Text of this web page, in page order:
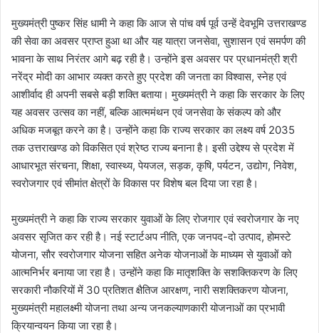
मुख्यमंत्री पुष्कर सिंह धामी ने कहा कि आज से पांच वर्ष पूर्व उन्हें देवभूमि उत्तराखण्ड
की सेवा का अवसर प्राप्त हुआ था और यह यात्रा जनसेवा, सुशासन एवं समर्पण की
भावना के साथ निरंतर आगे बढ़ रही है। उन्होंने इस अवसर पर प्रधानमंत्री श्री
नरेंद्र मोदी का आभार व्यक्त करते हुए प्रदेश की जनता का विश्वास, स्नेह एवं
आशीर्वाद ही अपनी सबसे बड़ी शक्ति बताया। मुख्यमंत्री ने कहा कि सरकार के लिए
यह अवसर उत्सव का नहीं, बल्कि आत्ममंथन एवं जनसेवा के संकल्प को और
अधिक मजबूत करने का है। उन्होंने कहा कि राज्य सरकार का लक्ष्य वर्ष 2035
तक उत्तराखण्ड को विकसित एवं श्रेष्ठ राज्य बनाना है। इसी उद्देश्य से प्रदेश में
आधारभूत संरचना, शिक्षा, स्वास्थ्य, पेयजल, सड़क, कृषि, पर्यटन, उद्योग, निवेश,
स्वरोजगार एवं सीमांत क्षेत्रों के विकास पर विशेष बल दिया जा रहा है।
मुख्यमंत्री ने कहा कि राज्य सरकार युवाओं के लिए रोजगार एवं स्वरोजगार के नए
अवसर सृजित कर रही है। नई स्टार्टअप नीति, एक जनपद-दो उत्पाद, होमस्टे
योजना, सौर स्वरोजगार योजना सहित अनेक योजनाओं के माध्यम से युवाओं को
आत्मनिर्भर बनाया जा रहा है। उन्होंने कहा कि मातृशक्ति के सशक्तिकरण के लिए
सरकारी नौकरियों में 30 प्रतिशत क्षैतिज आरक्षण, नारी सशक्तिकरण योजना,
मुख्यमंत्री महालक्ष्मी योजना तथा अन्य जनकल्याणकारी योजनाओं का प्रभावी
क्रियान्वयन किया जा रहा है।